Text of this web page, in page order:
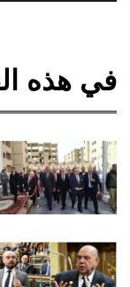
في هذه